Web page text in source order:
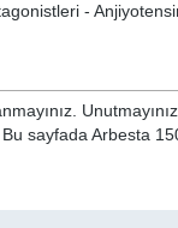
-
sayfada Arbesta